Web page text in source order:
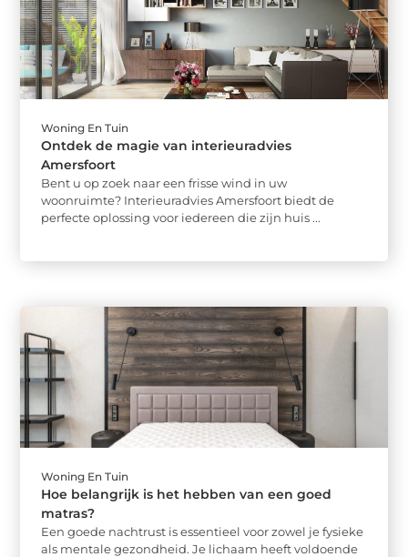
Woning En Tuin
Ontdek de magie van interieuradvies
Amersfoort
Bent u op zoek naar een frisse wind in uw
woonruimte? Interieuradvies Amersfoort biedt de
perfecte oplossing voor iedereen die zijn huis ...
Woning En Tuin
Hoe belangrijk is het hebben van een goed
matras?
Een goede nachtrust is essentieel voor zowel je fysieke
als mentale gezondheid. Je lichaam heeft voldoende